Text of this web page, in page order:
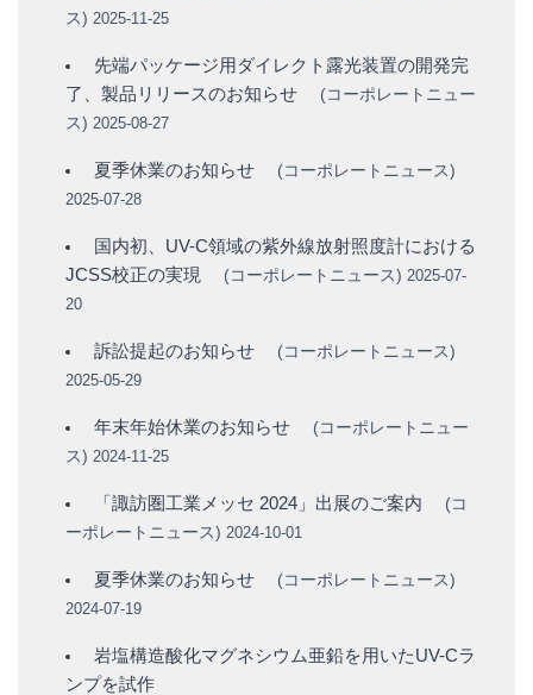
ス) 2025-11-25
先端パッケージ用ダイレクト露光装置の開発完
了、製品リリースのお知らせ
(コーポレートニュー
ス) 2025-08-27
夏季休業のお知らせ (コーポレートニュース)
2025-07-28
国内初、UV-C領域の紫外線放射照度計における
JCSS校正の実現
(コーポレートニュース) 2025-07-
20
訴訟提起のお知らせ (コーポレートニュース)
2025-05-29
年末年始休業のお知らせ (コーポレートニュー
ス) 2024-11-25
「諏訪圏工業メッセ 2024」出展のご案内 (コ
ーポレートニュース) 2024-10-01
夏季休業のお知らせ (コーポレートニュース)
2024-07-19
岩塩構造酸化マグネシウム亜鉛を用いたUV-Cラ
ンプを試作